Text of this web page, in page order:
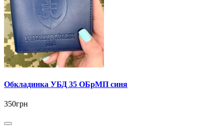
Обкладинка УБД 35 ОБрМП синя
350грн